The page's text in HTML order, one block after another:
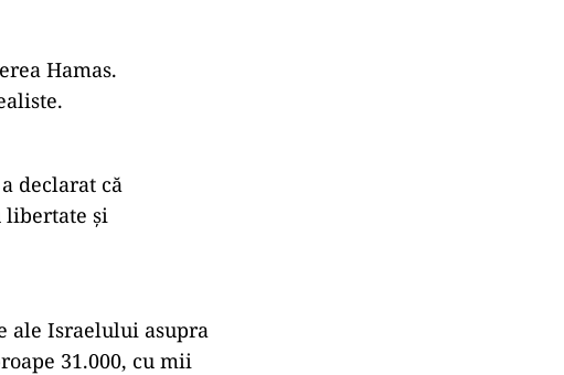
Hamas.
declarat că
și
ale Israelului asupra
31.000, cu mii